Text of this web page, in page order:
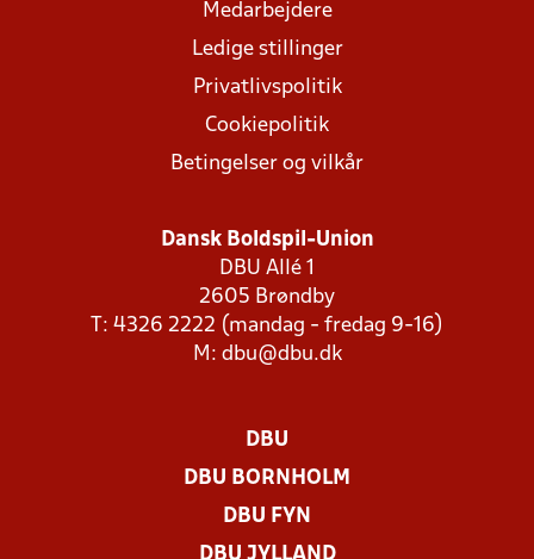
Medarbejdere
Ledige stillinger
Privatlivspolitik
Cookiepolitik
Betingelser og vilkår
Dansk Boldspil-Union
DBU Allé 1
2605 Brøndby
T: 4326 2222 (mandag - fredag 9-16)
M: dbu@dbu.dk
DBU
DBU BORNHOLM
DBU FYN